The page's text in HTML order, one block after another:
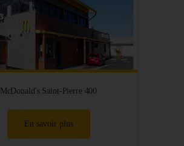
McDonald's Saint-Pierre 400
En savoir plus